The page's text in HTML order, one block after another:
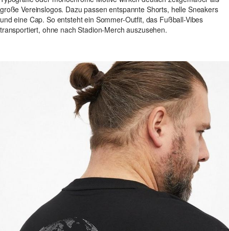
große Vereinslogos. Dazu passen entspannte Shorts, helle Sneakers
und eine Cap. So entsteht ein Sommer-Outfit, das Fußball-Vibes
transportiert, ohne nach Stadion-Merch auszusehen.